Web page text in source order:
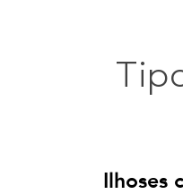
Ilhoses